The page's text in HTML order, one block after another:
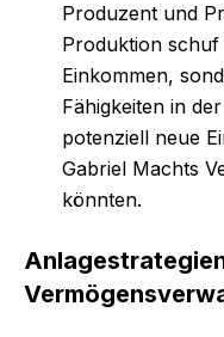
Produzent und
Produktion
Einkommen,
Fähigkeiten in
potenziell neue
Gabriel Machts
könnten.